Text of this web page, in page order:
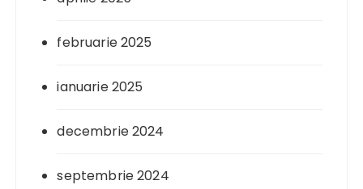
februarie 2025
ianuarie 2025
decembrie 2024
septembrie 2024